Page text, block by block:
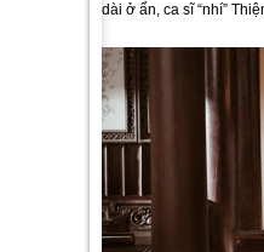
dài ở ẩn, ca sĩ “nhí”